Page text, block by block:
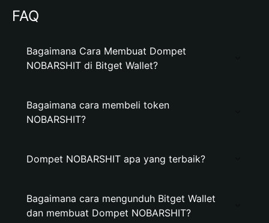
FAQ
Bagaimana Cara Membuat Dompet
NOBARSHIT di Bitget Wallet?
Bagaimana cara membeli token
NOBARSHIT?
Dompet NOBARSHIT apa yang terbaik?
Bagaimana cara mengunduh Bitget Wallet
dan membuat Dompet NOBARSHIT?